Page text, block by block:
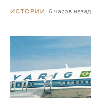
ИСТОРИИ 6 часов назад